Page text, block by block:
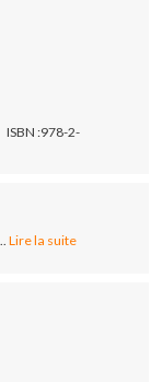
ISBN :978-2-
Lire la suite